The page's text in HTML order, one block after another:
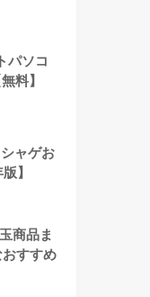
パソコ
料】
ャゲお
】
商品ま
おすすめ